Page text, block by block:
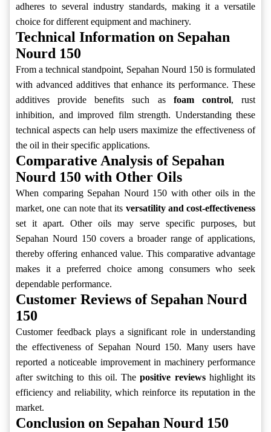
adheres to several industry standards, making it a versatile
choice for different equipment and machinery.
Technical Information on Sepahan
Nourd 150
From a technical standpoint, Sepahan Nourd 150 is formulated
with advanced additives that enhance its performance. These
additives provide benefits such as foam control, rust
inhibition, and improved film strength. Understanding these
technical aspects can help users maximize the effectiveness of
the oil in their specific applications.
Comparative Analysis of Sepahan
Nourd 150 with Other Oils
When comparing Sepahan Nourd 150 with other oils in the
market, one can note that its versatility and cost-effectiveness
set it apart. Other oils may serve specific purposes, but
Sepahan Nourd 150 covers a broader range of applications,
thereby offering enhanced value. This comparative advantage
makes it a preferred choice among consumers who seek
dependable performance.
Customer Reviews of Sepahan Nourd
150
Customer feedback plays a significant role in understanding
the effectiveness of Sepahan Nourd 150. Many users have
reported a noticeable improvement in machinery performance
after switching to this oil. Thepositive reviewshighlight its
efficiency and reliability, which reinforce its reputation in the
market.
Conclusion on Sepahan Nourd 150